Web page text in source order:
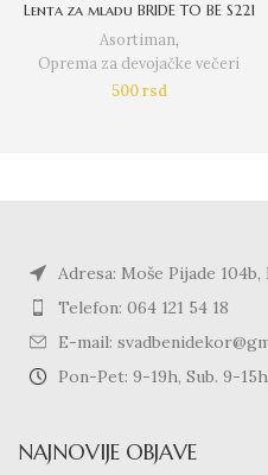
Lenta za mladu BRIDE TO BE S221
Asortiman,
Oprema za devojačke večeri
500rsd
Adresa: Moše Pijade 104b,
Telefon: 064 121 54 18
E-mail:
Pon-Pet: 9-19h, Sub. 9-
NAJNOVIJE OBJAVE